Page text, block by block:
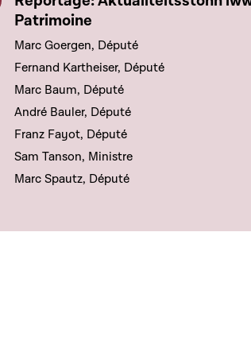
Patrimoine
Marc Goergen, Député
Fernand Kartheiser, Député
Marc Baum, Député
André Bauler, Député
Franz Fayot, Député
Sam Tanson, Ministre
Marc Spautz, Député